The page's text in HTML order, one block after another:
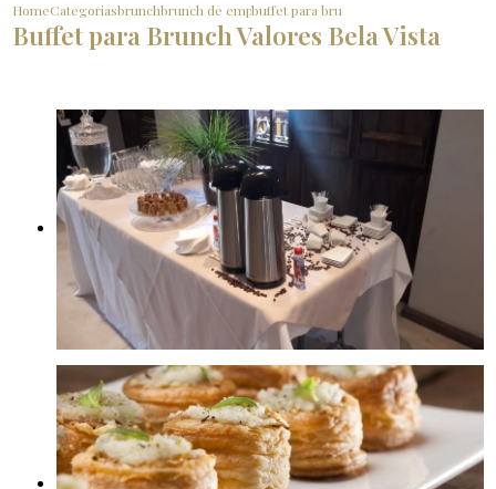
HomeCategoriasbrunchbrunch de empresabuffet para brunch valores bela vista
Buffet para Brunch Valores Bela Vista